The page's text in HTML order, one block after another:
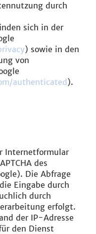
durch
sich in der
) sowie in den
von
authenticated ).
Internetformular
des
Die Abfrage
Eingabe durch
durch
erfolgt.
der IP-Adresse
den Dienst